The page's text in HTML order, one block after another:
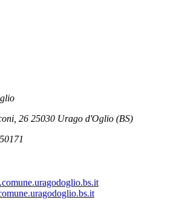
26 25030 Urago d'Oglio (BS)